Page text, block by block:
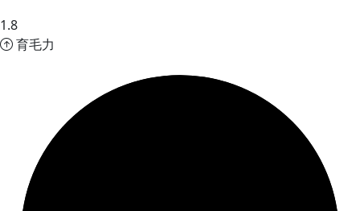
1.8
育毛力